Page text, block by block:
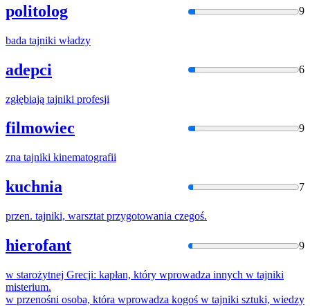
politolog 9
bada tajniki władzy
adepci 6
zgłębiają tajniki profesji
filmowiec 9
zna tajniki kinematografii
kuchnia 7
przen. tajniki, warsztat przygotowania czegoś.
hierofant 9
w starożytnej Grecji: kapłan, który wprowadza innych w tajniki
misterium.
w przenośni osoba, która wprowadza kogoś w tajniki sztuki, wiedzy